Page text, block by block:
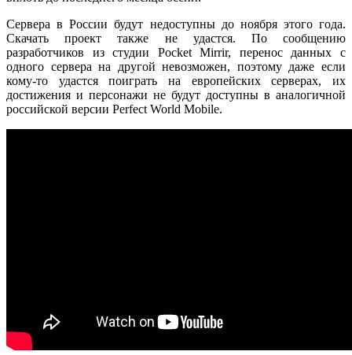
Сервера в России будут недоступны до ноября этого года.
Скачать проект также не удастся. По сообщению
разработчиков из студии Pocket Mirrir, перенос данных с
одного сервера на другой невозможен, поэтому даже если
кому-то удастся поиграть на европейских серверах, их
достижения и персонажи не будут доступны в аналогичной
российской версии Perfect World Mobile.